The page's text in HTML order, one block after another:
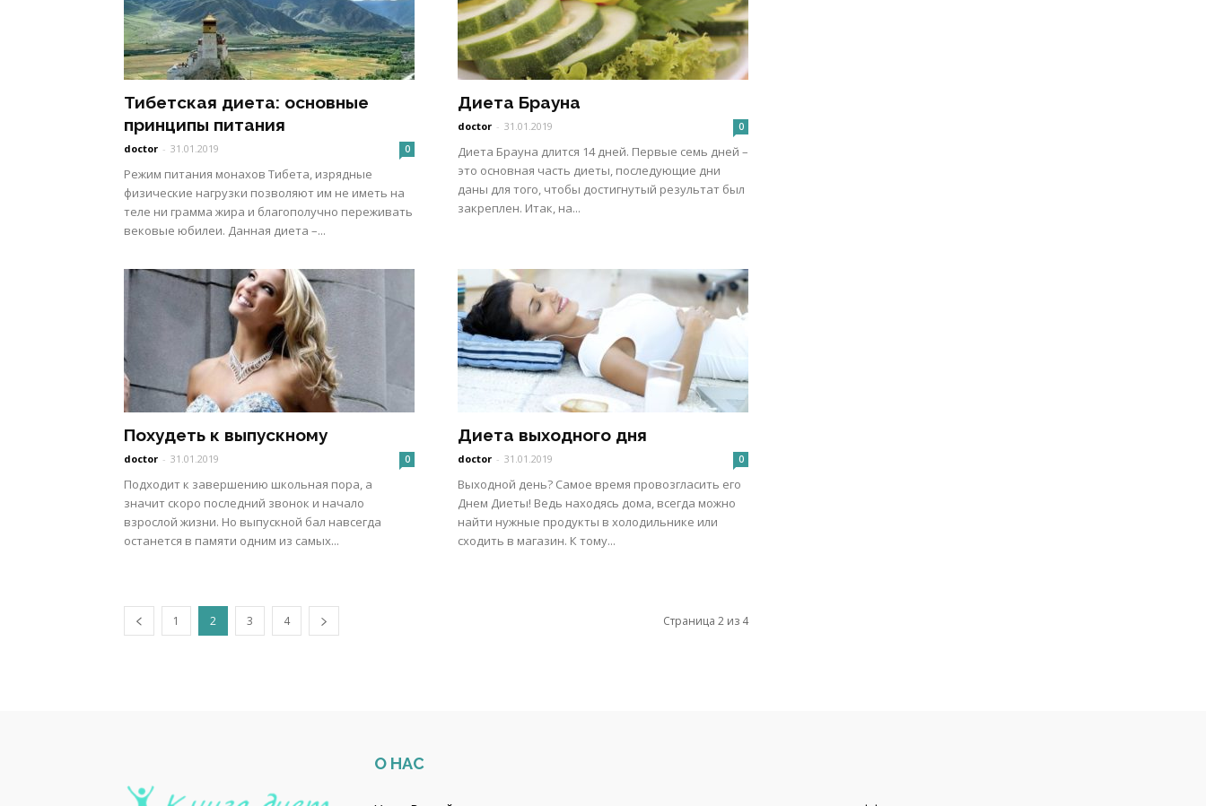
Тибетская диета: основные
принципы питания
doctor - 31.01.2019 0
Режим питания монахов Тибета, изрядные
физические нагрузки позволяют им не иметь на
теле ни грамма жира и благополучно переживать
вековые юбилеи. Данная диета –...
Диета Брауна
doctor - 31.01.2019 0
Диета Брауна длится 14 дней. Первые семь дней –
это основная часть диеты, последующие дни
даны для того, чтобы достигнутый результат был
закреплен. Итак, на...
Похудеть к выпускному
doctor - 31.01.2019 0
Подходит к завершению школьная пора, а
значит скоро последний звонок и начало
взрослой жизни. Но выпускной бал навсегда
останется в памяти одним из самых...
Диета выходного дня
doctor - 31.01.2019 0
Выходной день? Самое время провозгласить его
Днем Диеты! Ведь находясь дома, всегда можно
найти нужные продукты в холодильнике или
сходить в магазин. К тому...
1 2 3 4 Страница 2 из 4
О НАС